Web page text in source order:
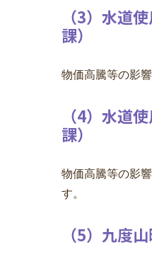
（3）水道
課）
物価高騰等の影
（4）水道
課）
物価高騰等の影
す。
（5）九度